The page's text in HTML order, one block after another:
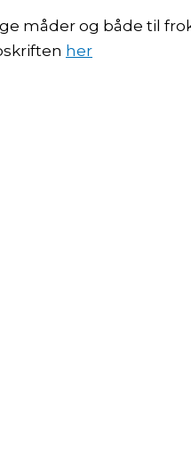
måder og både til
her